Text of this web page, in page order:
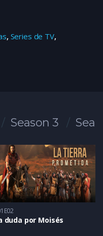
, Series de TV,
Season 3
duda por Moisés